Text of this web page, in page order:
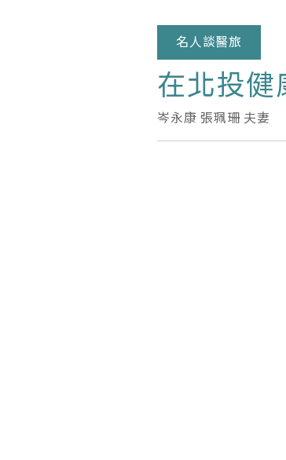
名人談醫旅
在北投健
岑永康 張珮珊 夫妻